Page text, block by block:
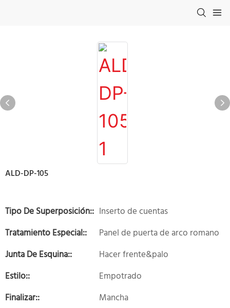
ALD-DP-105
Tipo De Superposición:: Inserto de cuentas
Tratamiento Especial::
Panel de puerta de arco romano
Junta De Esquina::
Hacer frente&palo
Estilo::
Empotrado
Finalizar::
Mancha